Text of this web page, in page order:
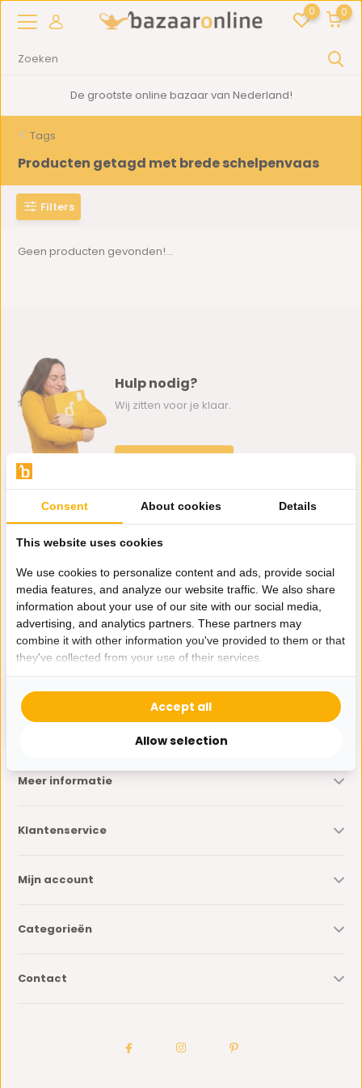
0 0
De grootste online bazaar van Nederland!
Tags
Producten getagd met brede schelpenvaas
Filters
Geen producten gevonden!...
Hulp nodig?
Wij zitten voor je klaar.
klantenservice@bazaaronline.nl
Ontvang de nieuwste aanbiedingen en promoties. We zullen
je niet spammen, beloofd.
* Lees hier de wettelijke beperkingen
Meer informatie
Klantenservice
Mijn account
Categorieën
Contact
Consent About cookies Details
This website uses cookies
We use cookies to personalize content and ads, provide social
media features, and analyze our website traffic. We also share
information about your use of our site with our social media,
advertising, and analytics partners. These partners may
combine it with other information you've provided to them or that
they've collected from your use of their services.
Allow selection
Accept all